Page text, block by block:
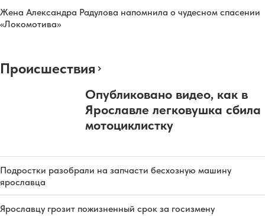
Жена Александра Радулова напомнила о чудесном спасении
«Локомотива»
Происшествия
Опубликовано видео, как в
Ярославле легковушка сбила
мотоциклистку
Подростки разобрали на запчасти бесхозную машину
ярославца
Ярославцу грозит пожизненный срок за госизмену